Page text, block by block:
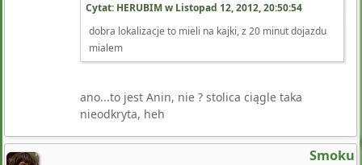
Cytat: HERUBIM w Listopad 12, 2012, 20:50:54
dobra lokalizacje to mieli na kajki, z 20 minut dojazdu
mialem
ano...to jest Anin, nie ? stolica ciągle taka
nieodkryta, heh
Smoku